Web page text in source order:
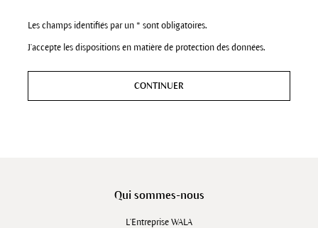
Les champs identifiés par un * sont obligatoires.
J'accepte les dispositions en matière de protection des données.
CONTINUER
Qui sommes-nous
L'Entreprise WALA